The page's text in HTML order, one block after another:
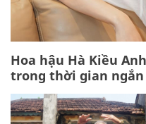
Hoa hậu Hà Kiều
trong thời gian